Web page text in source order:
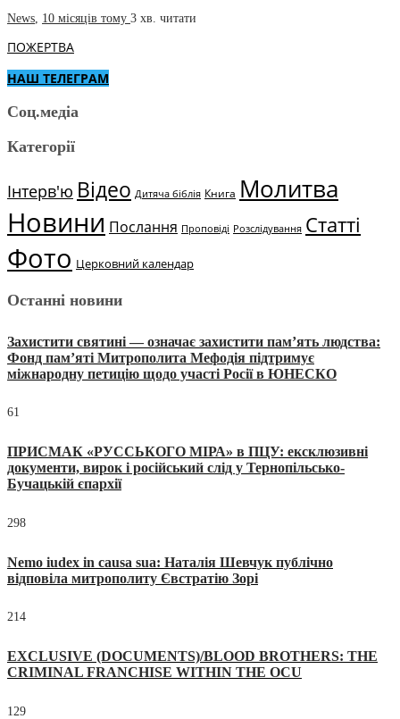
News 10 місяців тому 3 хв. читати
ПОЖЕРТВА
НАШ ТЕЛЕГРАМ
Соц.медіа
Категорії
Інтерв'ю Відео Дитяча біблія Книга Молитва
Новини Послання Проповіді Розслідування Статті
Фото Церковний календар
Останні новини
Захистити святині — означає захистити пам’ять людства:
Фонд пам’яті Митрополита Мефодія підтримує
міжнародну петицію щодо участі Росії в ЮНЕСКО
61
ПРИСМАК «РУССЬКОГО МІРА» в ПЦУ: ексклюзивні
документи, вирок і російський слід у Тернопільсько-
Бучацькій єпархії
298
Nemo iudex in causa sua: Наталія Шевчук публічно
відповіла митрополиту Євстратію Зорі
214
EXCLUSIVE (DOCUMENTS)/BLOOD BROTHERS: THE
CRIMINAL FRANCHISE WITHIN THE OCU
129